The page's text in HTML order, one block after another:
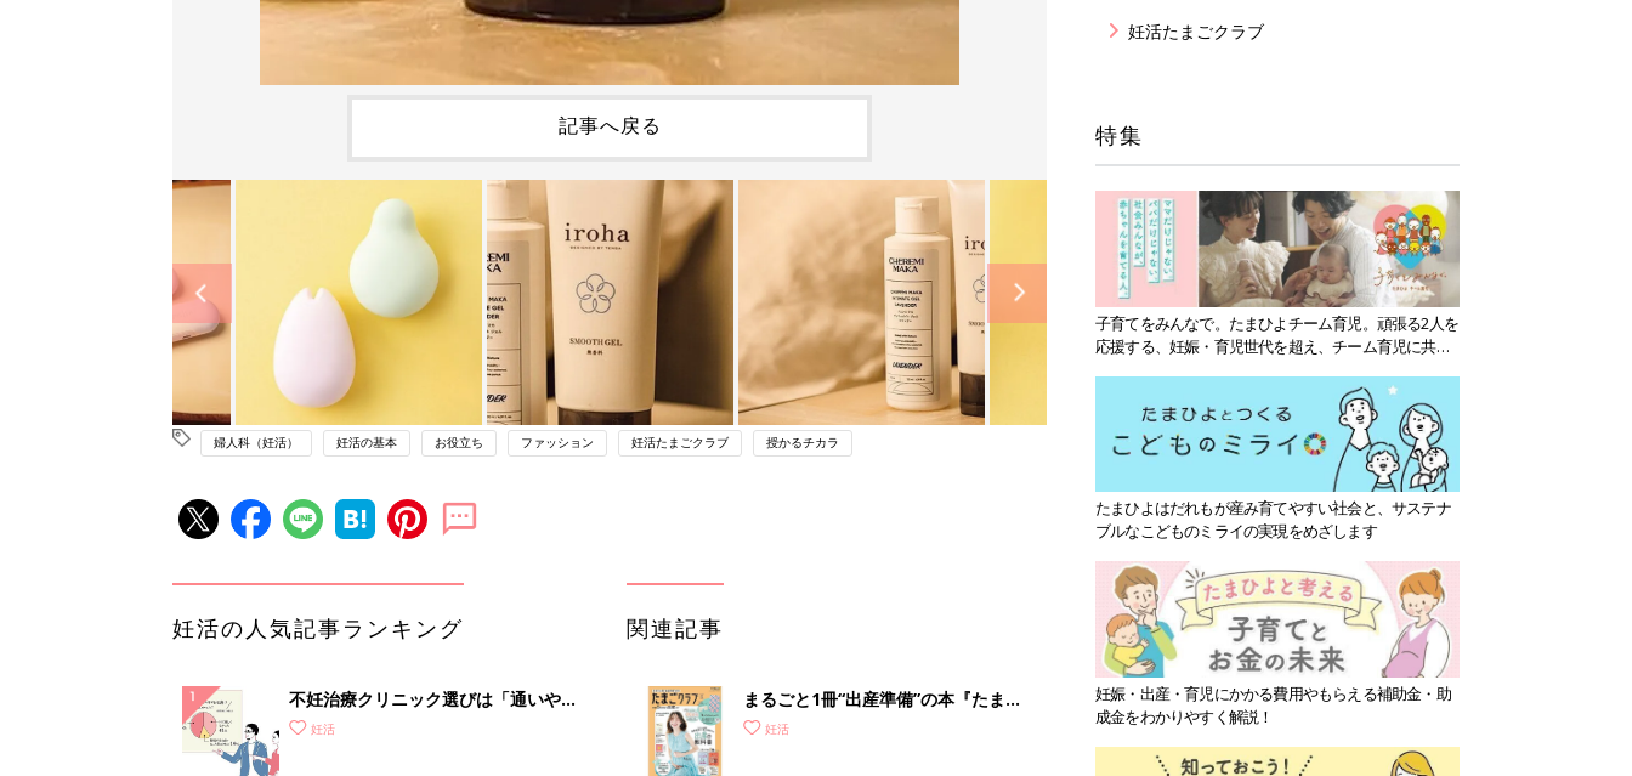
記事へ戻る
婦人科（妊活） 妊活の基本 お役立ち ファッション 妊活たまごクラブ 授かるチカラ
妊活の人気記事ランキング
不妊治療クリニック選びは「通いやす
さ」が大切！選び方、重要3カ条っ
妊活
関連記事
まるごと1冊“出産準備”の本『たまご
クラブ 夏号』〈スペシャル大特集〉
妊活
妊活たまごクラブ
特集
子育てをみんなで。たまひよチーム育児。頑張る2人を
応援する、妊娠・育児世代を超え、チーム育児に共感
たまひよはだれもが産み育てやすい社会と、サステナ
ブルなこどものミライの実現をめざします
妊娠・出産・育児にかかる費用やもらえる補助金・助
成金をわかりやすく解説！